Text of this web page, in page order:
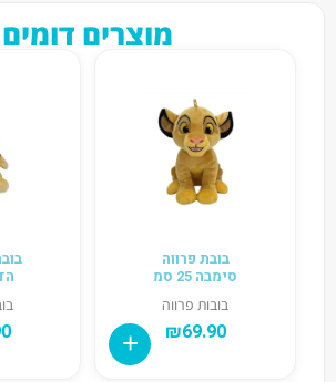
מוצרים דומים
בובת פרווה
סימבה 25 סמ
בובות פרווה
₪69.90
הדב